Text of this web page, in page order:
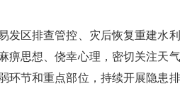
发区排查管控、灾后恢复重建水
痹思想、侥幸心理，密切关注天
环节和重点部位，持续开展隐患